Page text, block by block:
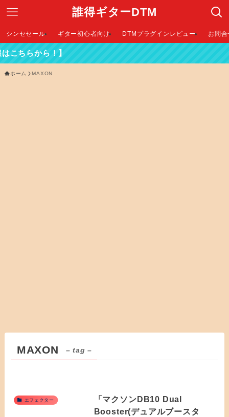
誰得ギターDTM
シンセセール ギター初心者向け DTMプラグインレビュー お問
らから！】
ホーム MAXON
MAXON – tag –
エフェクター
「マクソンDB10 Dual
Booster(デュアルブースタ